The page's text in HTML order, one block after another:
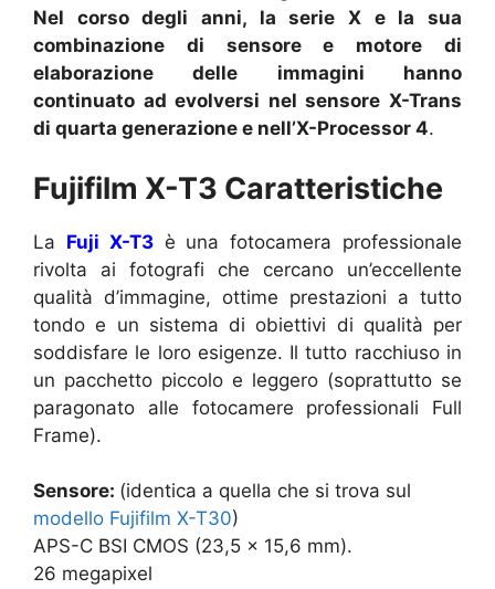
Nel corso degli anni, la serie X e la sua
combinazione di sensore e motore di
elaborazione delle immagini hanno
continuato ad evolversi nel sensore X-Trans
di quarta generazione e nell’X-Processor 4.
Fujifilm X-T3 Caratteristiche
La Fuji X-T3è una fotocamera professionale
rivolta ai fotografi che cercano un’eccellente
qualità d’immagine, ottime prestazioni a tutto
tondo e un sistema di obiettivi di qualità per
soddisfare le loro esigenze. Il tutto racchiuso in
un pacchetto piccolo e leggero (soprattutto se
paragonato alle fotocamere professionali Full
Frame).
Sensore: (identica a quella che si trova sul
modello Fujifilm X-T30)
APS-C BSI CMOS (23,5 x 15,6 mm).
26 megapixel